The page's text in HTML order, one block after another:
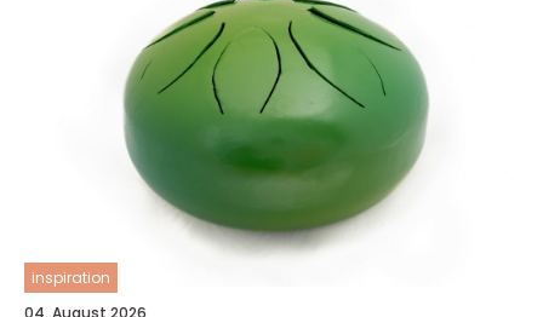
inspiration
04. August 2026